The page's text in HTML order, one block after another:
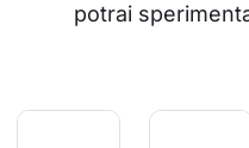
potrai